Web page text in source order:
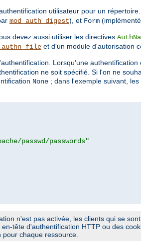
utilisateur pour un
mod_auth_digest), et Form
devez aussi utiliser les directives
et d'un module d'autorisation
Lorsqu'une
ne soit spécifié. Si l'on ne
None ; dans l'exemple suivant,
passwd/passwords"
n'est pas activée, les clients qui se
tête d'authentification HTTP ou des
pour chaque ressource.